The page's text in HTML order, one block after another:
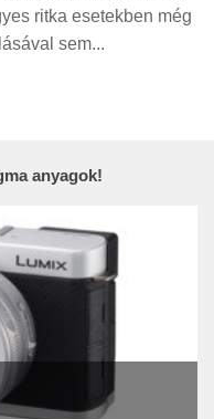
ritka esetekben még
sem...
anyagok!